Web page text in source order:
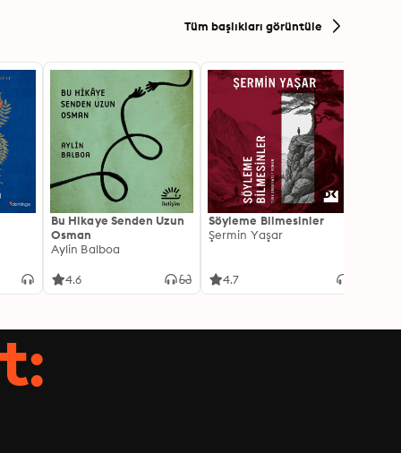
Tüm başlıkları görüntüle
Bu Hikaye Senden Uzun
Osman
Aylin Balboa
4.6
Söyleme Bilmesinler
Şermin Yaşar
4.7